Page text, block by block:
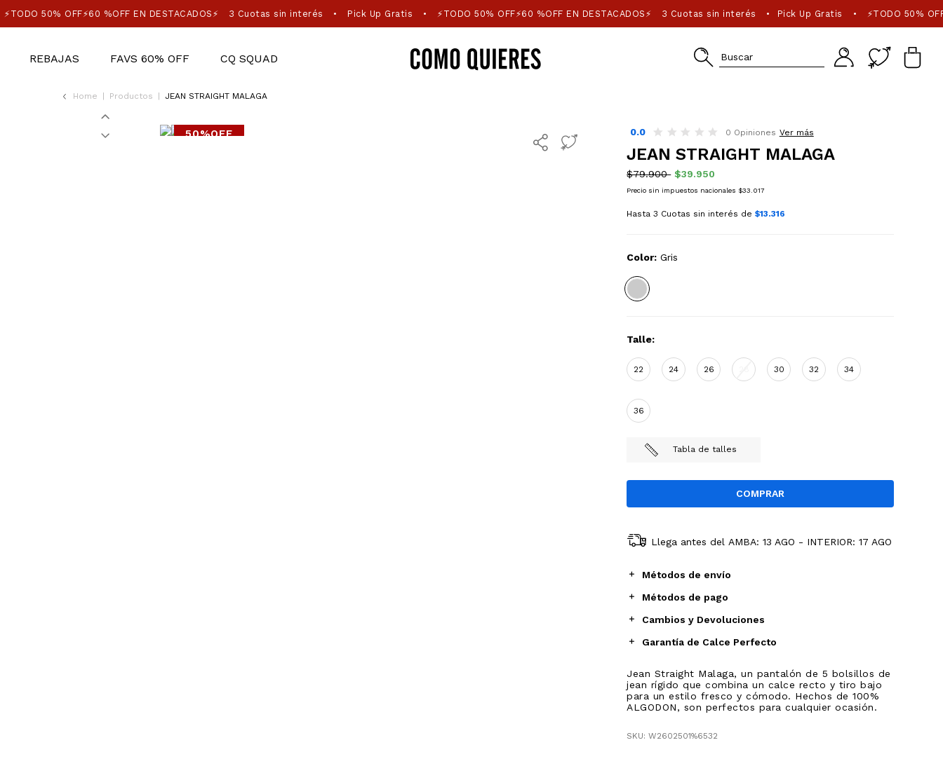
⚡TODO 50% OFF⚡60 %OFF EN DESTACADOS⚡ 3 Cuotas sin interés Pick Up Gratis • ⚡TODO 50% OFF⚡60 %OFF EN DESTACADOS⚡ 3 Cuotas sin interés Pick Up Gratis • ⚡TODO 50%
REBAJAS FAVS 60% OFF CQ SQUAD
Home Productos JEAN STRAIGHT MALAGA
50%OFF 0.0 0 Opiniones Ver más
JEAN STRAIGHT MALAGA
$79.900 $39.950
Precio sin impuestos nacionales $33.017
Hasta 3 Cuotas sin interés de$13.316
Color: Gris
Talle:
22 24 26 30 32 34
36
Tabla de talles
Llega antes del AMBA: 13 AGO - INTERIOR: 17 AGO
Métodos de envío
Métodos de pago
Cambios y Devoluciones
Garantía de Calce Perfecto
Jean Straight Malaga, un pantalón de 5 bolsillos de
jean rígido que combina un calce recto y tiro bajo
para un estilo fresco y cómodo. Hechos de 100%
ALGODON, son perfectos para cualquier ocasión.
SKU: W2602501%6532